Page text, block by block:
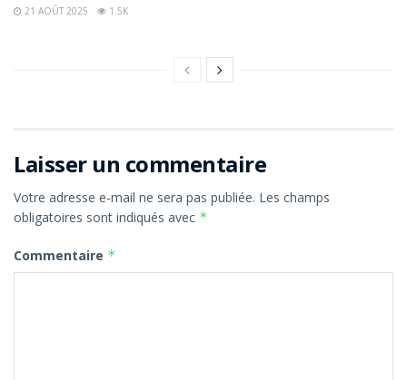
21 AOÛT 2025 1.5K
Laisser un commentaire
Votre adresse e-mail ne sera pas publiée. Les champs
obligatoires sont indiqués avec *
Commentaire *